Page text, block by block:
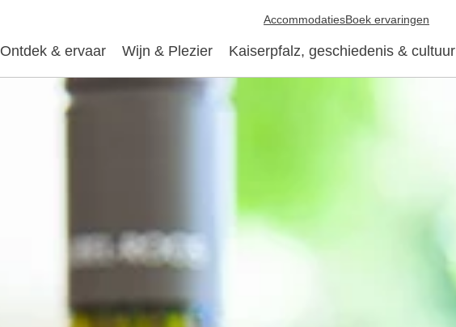
Ontdek & ervaar Wijn & Plezier Kaiserpfalz, geschiedenis & cultuur
AccommodatiesBoek ervaringen